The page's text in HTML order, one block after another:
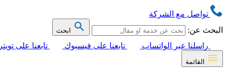
تواصل مع الشركة
البحث عن:
ابحث
راسلنا عبر الواتساب تابعنا على فيسبوك تابعنا على تويتر
القائمة